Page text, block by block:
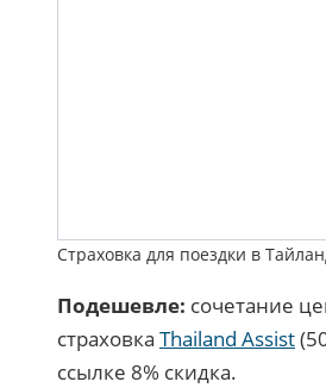
Страховка для поездки в
Подешевле: сочетание
страховка Thailand Assist
ссылке 8% скидка.